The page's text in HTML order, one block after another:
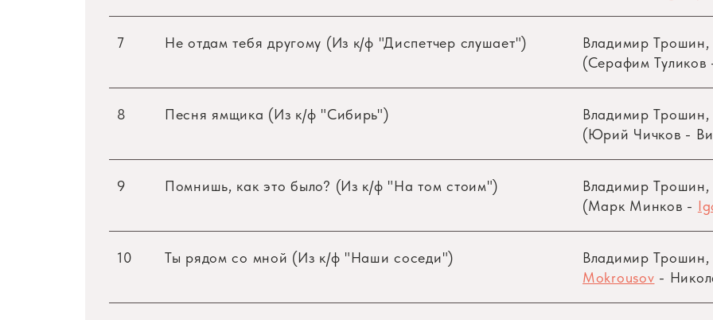
7 Не отдам тебя другому (Из к/ф "Диспетчер слушает") Владимир Трошин,
(Серафим Туликов
8 Песня ямщика (Из к/ф "Сибирь") Владимир Трошин,
(Юрий Чичков -
9 Помнишь, как это было? (Из к/ф "На том стоим") Владимир Трошин,
(Марк Минков -
10 Ты рядом со мной (Из к/ф "Наши соседи") Владимир Трошин,
Mokrousov -